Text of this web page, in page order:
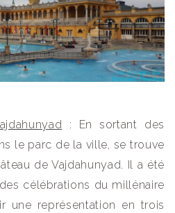
: En sortant des
le parc de la ville, se trouve
de Vajdahunyad. Il a été
célébrations du millénaire
une représentation en trois